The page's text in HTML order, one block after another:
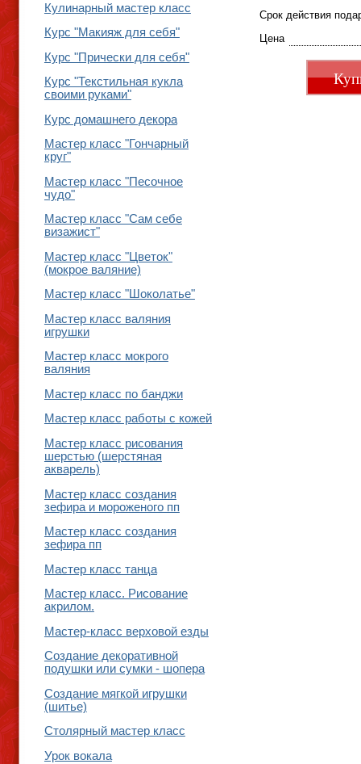
Срок действия
Цена
Кулинарный мастер класс
Курс "Макияж для себя"
Курс "Прически для себя"
Курс "Текстильная кукла
своими руками"
Курс домашнего декора
Мастер класс "Гончарный
круг"
Мастер класс "Песочное
чудо"
Мастер класс "Сам себе
визажист"
Мастер класс "Цветок"
(мокрое валяние)
Мастер класс "Шоколатье"
Мастер класс валяния
игрушки
Мастер класс мокрого
валяния
Мастер класс по банджи
Мастер класс работы с кожей
Мастер класс рисования
шерстью (шерстяная
акварель)
Мастер класс создания
зефира и мороженого пп
Мастер класс создания
зефира пп
Мастер класс танца
Мастер класс. Рисование
акрилом.
Мастер-класс верховой езды
Создание декоративной
подушки или сумки - шопера
Создание мягкой игрушки
(шитье)
Столярный мастер класс
Урок вокала